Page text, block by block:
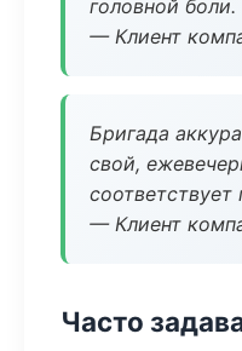
головной боли.
— Клиент
Бригада
свой,
соответствует
— Клиент
Часто